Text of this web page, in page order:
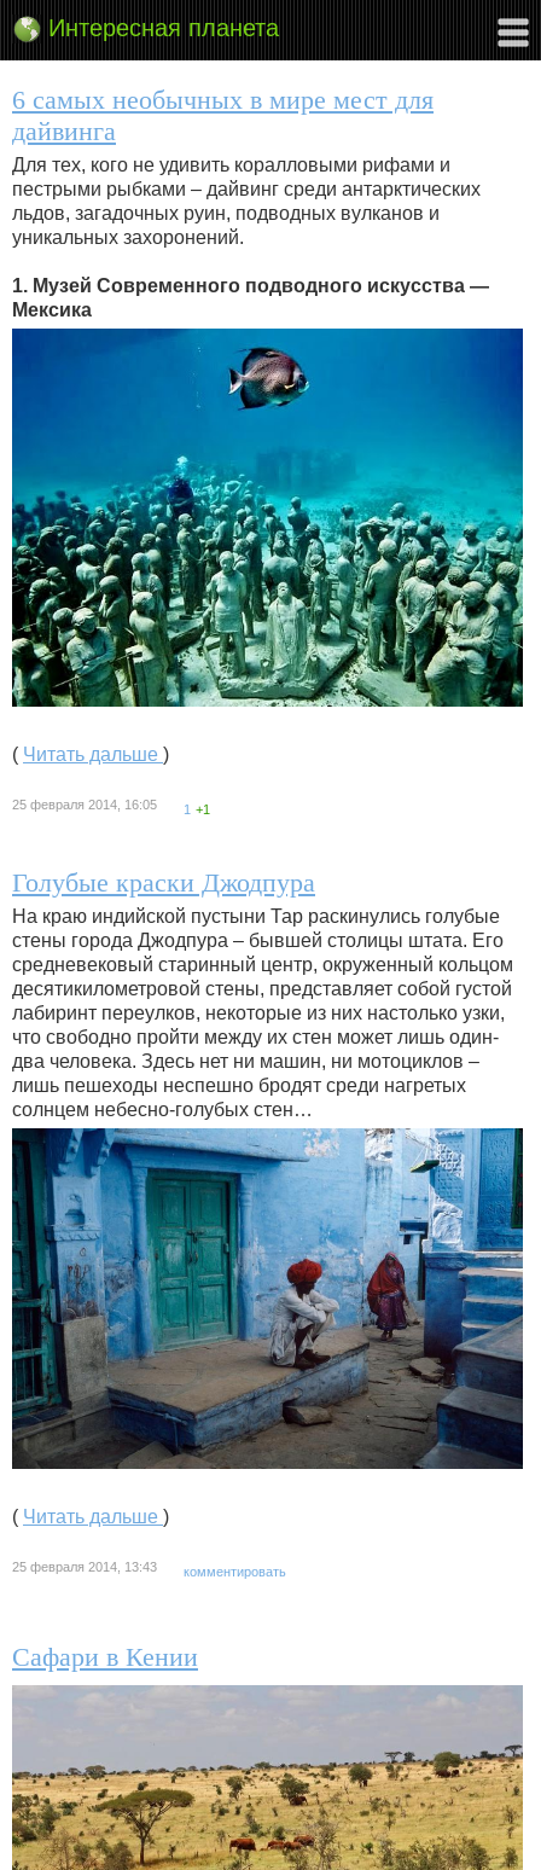
Интересная планета
6 самых необычных в мире мест для
дайвинга
Для тех, кого не удивить коралловыми рифами и
пестрыми рыбками – дайвинг среди антарктических
льдов, загадочных руин, подводных вулканов и
уникальных захоронений.
1. Музей Современного подводного искусства —
Мексика
( Читать дальше )
25 февраля 2014, 16:05 1 +1
Голубые краски Джодпура
На краю индийской пустыни Тар раскинулись голубые
стены города Джодпура – бывшей столицы штата. Его
средневековый старинный центр, окруженный кольцом
десятикилометровой стены, представляет собой густой
лабиринт переулков, некоторые из них настолько узки,
что свободно пройти между их стен может лишь один-
два человека. Здесь нет ни машин, ни мотоциклов –
лишь пешеходы неспешно бродят среди нагретых
солнцем небесно-голубых стен…
( Читать дальше )
25 февраля 2014, 13:43 комментировать
Сафари в Кении